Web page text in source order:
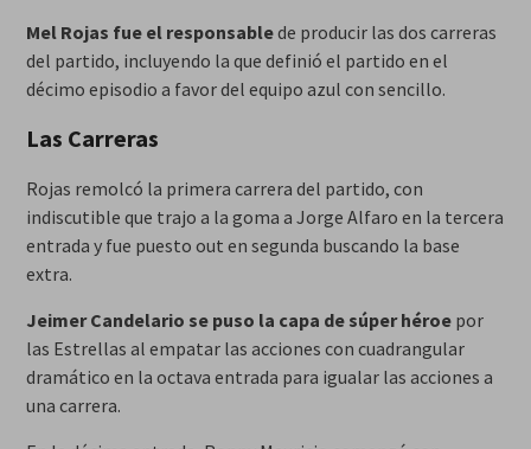
Mel Rojas fue el responsablede producir las dos carreras
del partido, incluyendo la que definió el partido en el
décimo episodio a favor del equipo azul con sencillo.
Las Carreras
Rojas remolcó la primera carrera del partido, con
indiscutible que trajo a la goma a Jorge Alfaro en la tercera
entrada y fue puesto out en segunda buscando la base
extra.
Jeimer Candelario se puso la capa de súper héroe por
las Estrellas al empatar las acciones con cuadrangular
dramático en la octava entrada para igualar las acciones a
una carrera.